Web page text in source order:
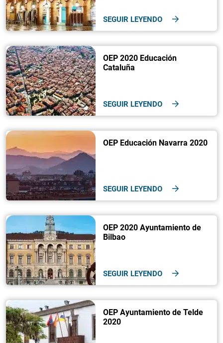
SEGUIR LEYENDO
OEP 2020 Educación
Cataluña
SEGUIR LEYENDO
OEP Educación Navarra 2020
SEGUIR LEYENDO
OEP 2020 Ayuntamiento de
Bilbao
SEGUIR LEYENDO
OEP Ayuntamiento de Telde
2020